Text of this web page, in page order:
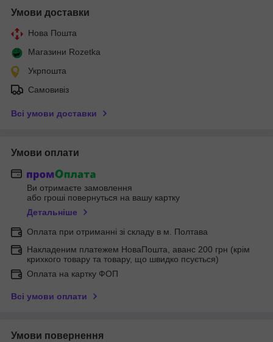
Умови доставки
Нова Пошта
Магазини Rozetka
Укрпошта
Самовивіз
Всі умови доставки
Умови оплати
Ви отримаєте замовлення
або гроші повернуться на вашу картку
Детальніше
Оплата при отриманні зі складу в м. Полтава
Накладеним платежем НоваПошта, аванс 200 грн (крім
крихкого товару та товару, що швидко псується)
Оплата на картку ФОП
Всі умови оплати
Умови повернення